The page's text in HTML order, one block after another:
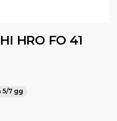
HRO FO 41
5/7 gg